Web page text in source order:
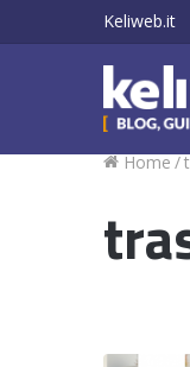
Keliweb.it
Home/